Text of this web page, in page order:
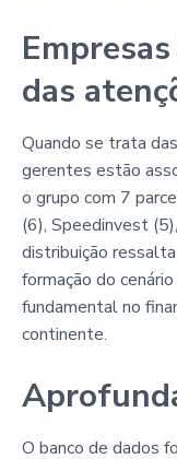
das
Quando se trata
gerentes estão
o grupo com 7
(6), Speedinvest
distribuição
formação do
fundamental no
continente.
O banco de dados